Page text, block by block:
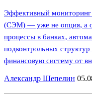
Эффективный мониторинг
(СЭМ) — уже не опция, а
процессы в банках,
подконтрольных
финансовую систему от
Александр Шепелин